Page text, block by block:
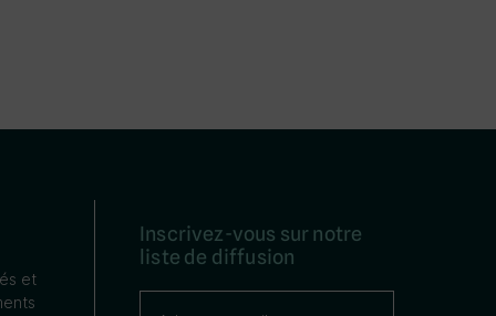
et
Inscrivez-vous sur notre
liste de diffusion